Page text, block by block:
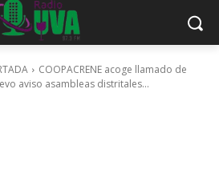
COOPACRENE acoge llamado de
aviso asambleas distritales...